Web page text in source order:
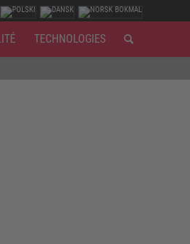
TECHNOLOGIES